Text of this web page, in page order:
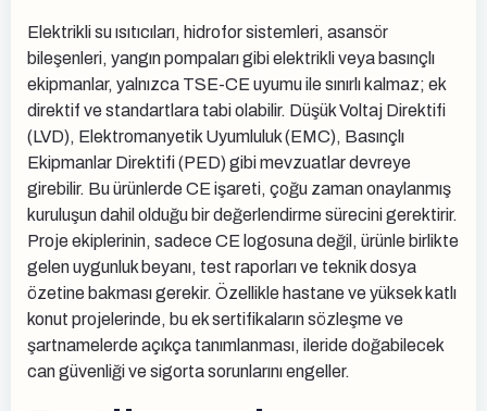
Elektrikli su ısıtıcıları, hidrofor sistemleri, asansör
bileşenleri, yangın pompaları gibi elektrikli veya basınçlı
ekipmanlar, yalnızca TSE-CE uyumu ile sınırlı kalmaz; ek
direktif ve standartlara tabi olabilir. Düşük Voltaj Direktifi
(LVD), Elektromanyetik Uyumluluk (EMC), Basınçlı
Ekipmanlar Direktifi (PED) gibi mevzuatlar devreye
girebilir. Bu ürünlerde CE işareti, çoğu zaman onaylanmış
kuruluşun dahil olduğu bir değerlendirme sürecini gerektirir.
Proje ekiplerinin, sadece CE logosuna değil, ürünle birlikte
gelen uygunluk beyanı, test raporları ve teknik dosya
özetine bakması gerekir. Özellikle hastane ve yüksek katlı
konut projelerinde, bu ek sertifikaların sözleşme ve
şartnamelerde açıkça tanımlanması, ileride doğabilecek
can güvenliği ve sigorta sorunlarını engeller.